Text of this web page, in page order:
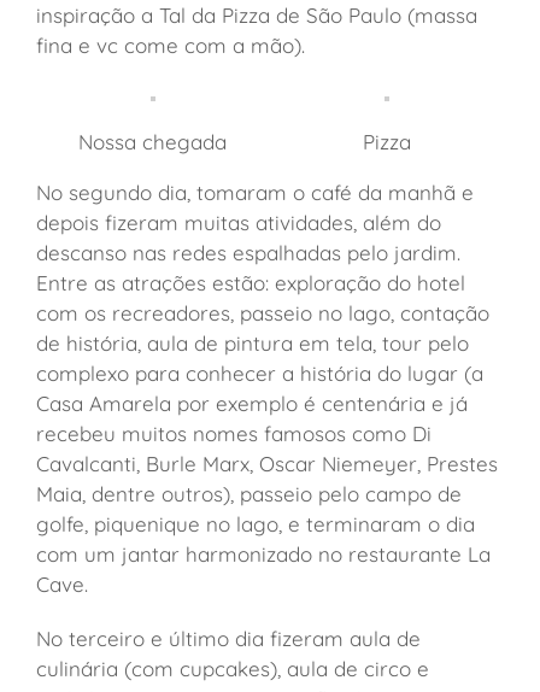
inspiração a Tal da Pizza de São Paulo (massa
fina e vc come com a mão).
Nossa chegada
Pizza
No segundo dia, tomaram o café da manhã e
depois fizeram muitas atividades, além do
descanso nas redes espalhadas pelo jardim.
Entre as atrações estão: exploração do hotel
com os recreadores, passeio no lago, contação
de história, aula de pintura em tela, tour pelo
complexo para conhecer a história do lugar (a
Casa Amarela por exemplo é centenária e já
recebeu muitos nomes famosos como Di
Cavalcanti, Burle Marx, Oscar Niemeyer, Prestes
Maia, dentre outros), passeio pelo campo de
golfe, piquenique no lago, e terminaram o dia
com um jantar harmonizado no restaurante La
Cave.
No terceiro e último dia fizeram aula de
culinária (com cupcakes), aula de circo e